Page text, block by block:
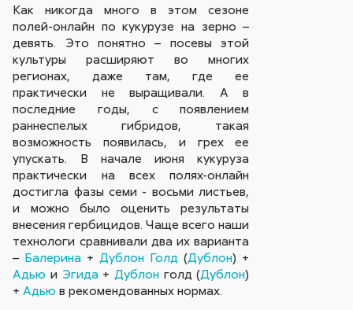
Как никогда много в этом сезоне
полей-онлайн по кукурузе на зерно –
девять. Это понятно – посевы этой
культуры расширяют во многих
регионах, даже там, где ее
практически не выращивали. А в
последние годы, с появлением
раннеспелых гибридов, такая
возможность появилась, и грех ее
упускать. В начале июня кукуруза
практически на всех полях-онлайн
достигла фазы семи - восьми листьев,
и можно было оценить результаты
внесения гербицидов. Чаще всего наши
технологи сравнивали два их варианта
– Балерина + Дублон Голд (Дублон) +
Адью и Эгида+ Дублонголд (Дублон)
+ Адью в рекомендованных нормах.